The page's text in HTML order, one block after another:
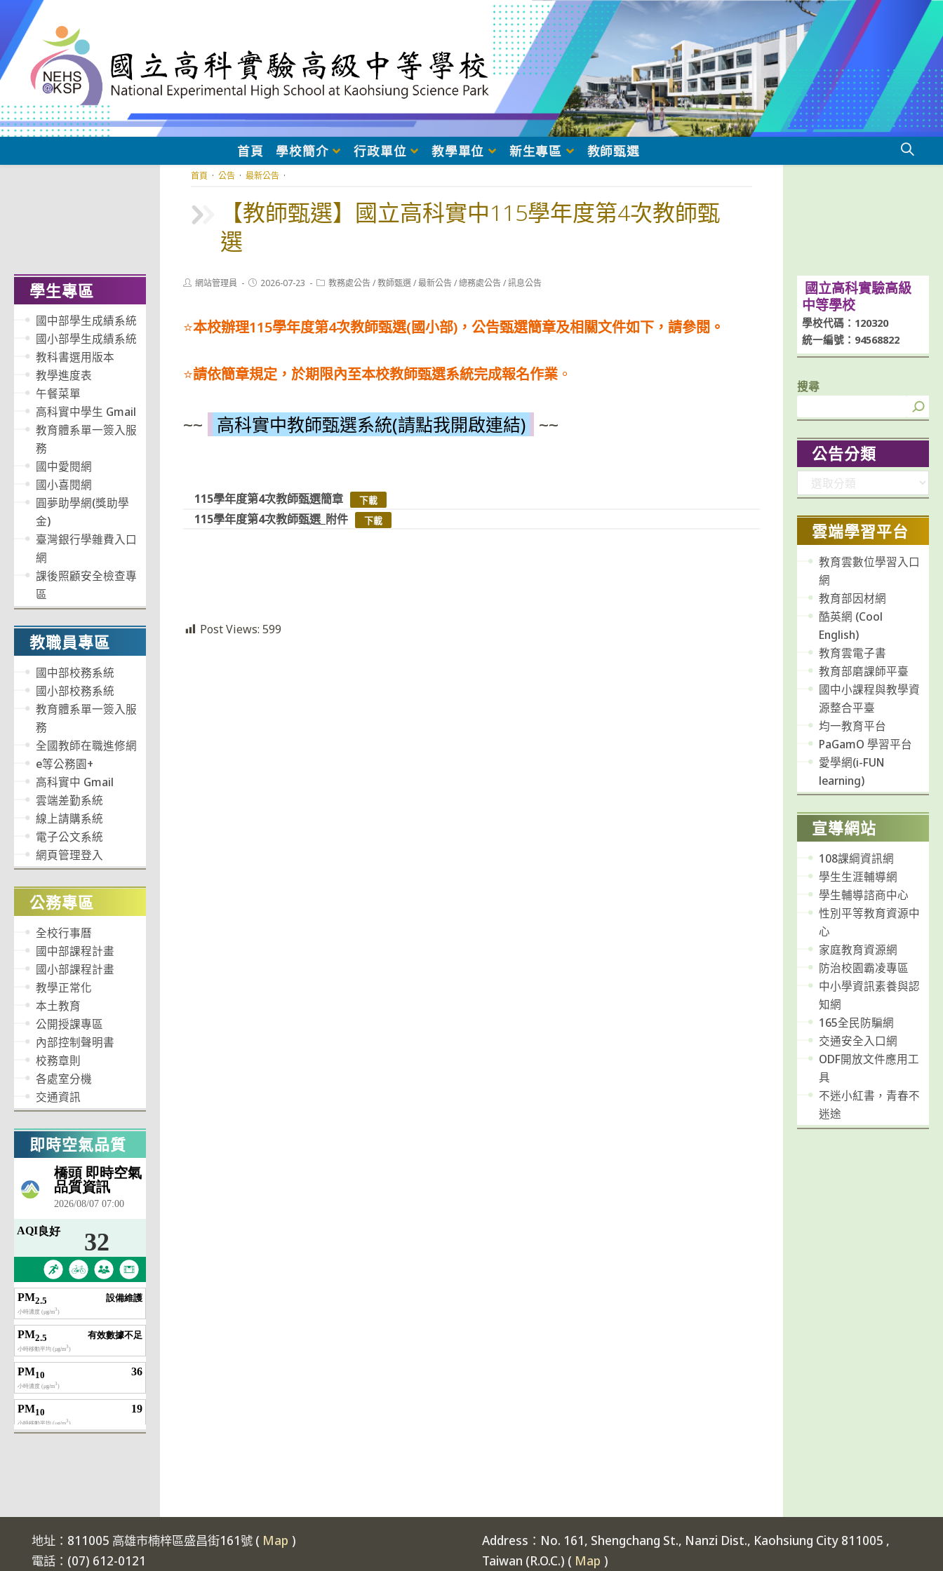
至
主
要
容
首頁 學校簡介 行政單位 教學單位 新生專區 教師甄選
【教師甄選】國立高科實中115學年度第4次教師甄
選
首頁 · 公告 · 最新公告 ·
Post網站管理員
Post2026-07-23
Post教務處公告 / 教師甄選 / 最新公告 / 總務處公告 / 訊息公告
⭐本校辦理115學年度第4次教師甄選(國小部)，公告甄選簡章及相關文件如下，請參閱。
⭐請依簡章規定，於期限內至本校教師甄選系統完成報名作業 。
~~ 高科實中教師甄選系統(請點我開啟連結) ~~
115學年度第4次教師甄選簡章 下載
115學年度第4次教師甄選_附件 下載
Post Views: 599
學生專區
國中部學生成績系統
國小部學生成績系統
教科書選用版本
教學進度表
午餐菜單
高科實中學生 Gmail
教育體系單一簽入服
務
國中愛閱網
國小喜閱網
圓夢助學網(獎助學
金)
臺灣銀行學雜費入口
網
課後照顧安全檢查專
區
教職員專區
國中部校務系統
國小部校務系統
教育體系單一簽入服
務
全國教師在職進修網
e等公務園+
高科實中 Gmail
雲端差勤系統
線上請購系統
電子公文系統
網頁管理登入
公務專區
全校行事曆
國中部課程計畫
國小部課程計畫
教學正常化
本土教育
公開授課專區
內部控制聲明書
校務章則
各處室分機
交通資訊
即時空氣品質
國立高科實驗高級
中等學校
學校代碼：120320
統一編號：94568822
搜尋
公告分類
類
雲端學習平台
教育雲數位學習入口
網
教育部因材網
酷英網 (Cool
English)
教育雲電子書
教育部磨課師平臺
國中小課程與教學資
源整合平臺
均一教育平台
PaGamO 學習平台
愛學網(i-FUN
learning)
宣導網站
108課綱資訊網
學生生涯輔導網
學生輔導諮商中心
性別平等教育資源中
心
家庭教育資源網
防治校園霸凌專區
中小學資訊素養與認
知網
165全民防騙網
交通安全入口網
ODF開放文件應用工
具
不迷小紅書，青春不
迷途
地址：811005 高雄市楠梓區盛昌街161號 ( Map )
電話：(07) 612-0121
Address：No. 161, Shengchang St., Nanzi Dist., Kaohsiung City 811005 ,
Taiwan (R.O.C.) ( Map )